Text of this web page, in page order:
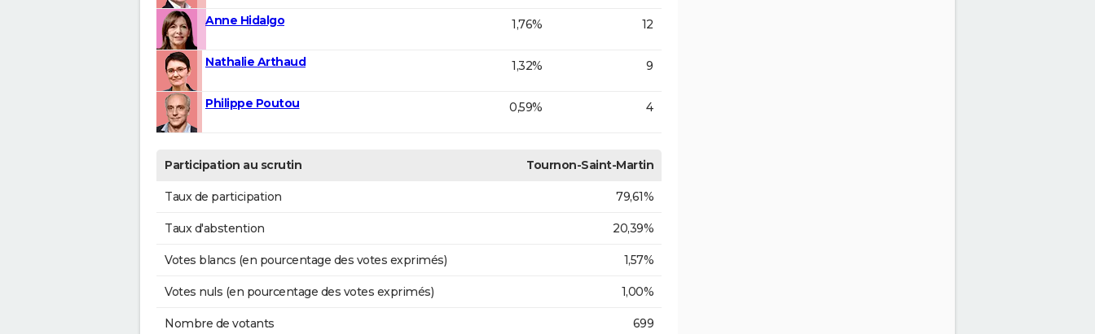
Anne Hidalgo 1,76% 12
Nathalie Arthaud 1,32% 9
Philippe Poutou 0,59% 4
Participation au scrutin Tournon-Saint-Martin
Taux de participation 79,61%
Taux d'abstention 20,39%
Votes blancs (en pourcentage des votes exprimés) 1,57%
Votes nuls (en pourcentage des votes exprimés) 1,00%
Nombre de votants 699